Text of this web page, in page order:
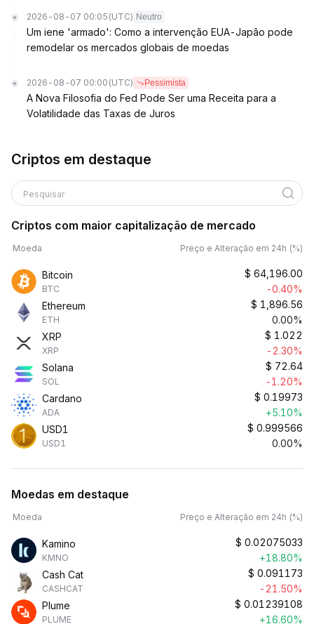
2026-08-07 00:05 (UTC) Neutro
Um iene 'armado': Como a intervenção EUA-Japão pode
remodelar os mercados globais de moedas
2026-08-07 00:00 (UTC) Pessimista
A Nova Filosofia do Fed Pode Ser uma Receita para a
Volatilidade das Taxas de Juros
Criptos em destaque
Pesquisar
Criptos com maior capitalização de mercado
Moeda Preço e Alteração em 24h (%)
Bitcoin
BTC
$ 64,196.00
-0.40%
Ethereum
ETH
$ 1,896.56
0.00%
XRP
XRP
$ 1.022
-2.30%
Solana
SOL
$ 72.64
-1.20%
Cardano
ADA
$ 0.19973
+5.10%
USD1
USD1
$ 0.999566
0.00%
Moedas em destaque
Moeda Preço e Alteração em 24h (%)
Kamino
KMNO
$ 0.02075033
+18.80%
Cash Cat
CASHCAT
$ 0.091173
-21.50%
Plume
PLUME
$ 0.01239108
+16.60%